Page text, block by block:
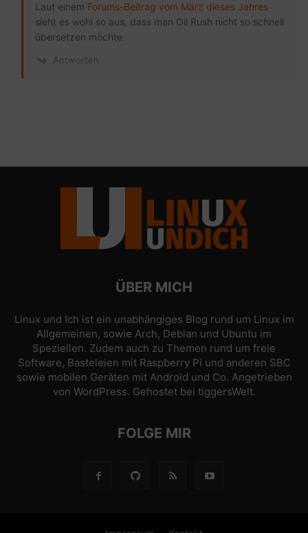
Laut einem Forums-Beitrag vom März dieses Jahres
sieht es wohl so aus, dass man Oil Rush nicht so schnell
übersetzen möchte.
Antworten
ÜBER MICH
Linux und Ich ist ein unabhängiges Blog rund um Linux im
Allgemeinen, sowie Arch, Debian und Ubuntu im
Speziellen. Zudem auch zu Themen rund um freie
Software, Basteleien mit Raspberry Pi und anderen SBC
sowie mobilen Geräten mit Android und Co. Angetrieben
von WordPress. Gehostet bei tiggersWelt.
FOLGE MIR